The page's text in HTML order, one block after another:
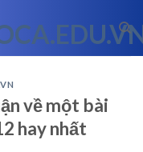
về một bài
hay nhất